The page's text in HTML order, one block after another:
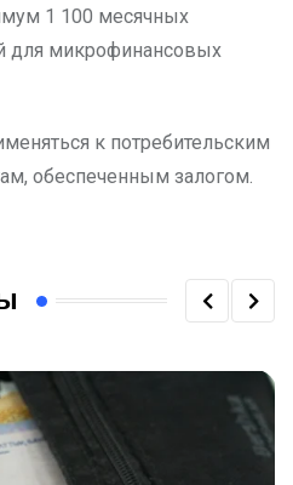
1 100 месячных
для микрофинансовых
к потребительским
обеспеченным залогом.